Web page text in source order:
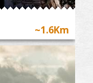
~1.6Km